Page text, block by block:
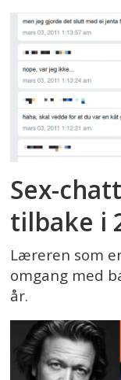
Sex-
tilbake i
Læreren som
omgang med
år.